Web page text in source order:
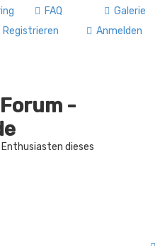
Galerie
FAQ
Anmelden
Registrieren
-
dieses